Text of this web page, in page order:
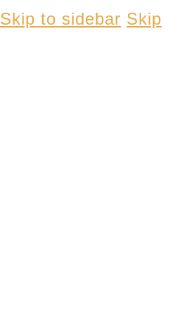
Skip to sidebar Skip